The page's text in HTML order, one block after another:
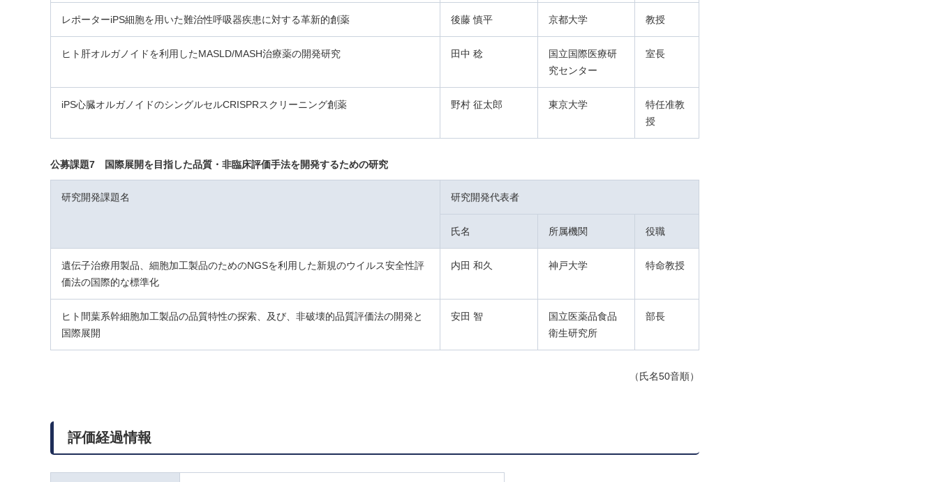
レポーターiPS細胞を用いた難治性呼吸器疾患に対する革新的創薬 後藤 慎平 京都大学 教授
ヒト肝オルガノイドを利用したMASLD/MASH治療薬の開発研究 田中 稔
国立国際医療研
究センター
室長
iPS心臓オルガノイドのシングルセルCRISPRスクリーニング創薬 野村 征太郎 東京大学
特任准教
授
公募課題7 国際展開を目指した品質・非臨床評価手法を開発するための研究
研究開発課題名 研究開発代表者
氏名 所属機関 役職
遺伝子治療用製品、細胞加工製品のためのNGSを利用した新規のウイルス安全性評
価法の国際的な標準化
内田 和久 神戸大学 特命教授
ヒト間葉系幹細胞加工製品の品質特性の探索、及び、非破壊的品質評価法の開発と
国際展開
安田 智
国立医薬品食品
衛生研究所
部長
（氏名50音順）
評価経過情報